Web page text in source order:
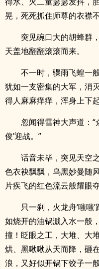
晃，死死抓住师尊的衣襟
突见碗口大的胡蜂群
天盖地翻翻滚滚而来。
不一时，骤雨飞蝗一
犹如一支密集的大军，消
得人麻麻痒痒，浑身上下
忽闻得雪神大声道：“
俊’迎战。”
话音未毕，突见天空
色衣袂飘飘，乌黑妙曼随
片疾飞的红色流云般耀眼夺
只一刹，火龙舟‘嗤嗤
如烧开的油锅溅入水一般
撞！眨眼之工，大堆、大
烘、黑啾啾从天而降，砸
浪，又好似开锅下饺子一